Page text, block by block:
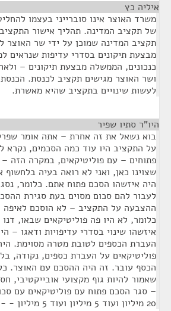
איליה כץ
משרד האוצר אינו סוברייני בעצמו
של תקציב המדינה. תהליך אישור
תקציב המדינה שמוכן על ידי שר
מבצעת תיקונים בסדרי עדיפות שנראים
כנכונים, הממשלה מבצעת תיקונים –
ושר האוצר מגישים תקציב לכנסת.
לעשות שינויים בתקציב שהיא מאשרת.
היו"ר סתיו שפיר
בוא נשאל את זה אחרת – אתה אומר
על התקציב היו עוד כמה הסכמים, נקרא
פתוחים – עם פוליטיקאים, במקרה הזה
שצוינו כאן, ואני לא רואה בעיה
היה איזשהו הסכם פתוח אתם. כלומר,
לעבור להם סכום מסוים בעת סגירת
ההצבעה על התקציב – לא הוסכם לאיפה
כלומר, לא היו פה פוליטיקאים שבאו,
איזשהו שינוי בסדרי עדיפויות ודאגו –
העברת הכספים לטובת מטרה מסוימת.
פוליטיקאים על העברת כספים, נקודה,
הכסף עובר. זה היה ההסכם עם האוצר.
שאמור להיות גוף מקצועי אובייקטיבי,
– סגר הסכם פתוח עם פוליטיקאים עם
20 מיליון ועוד 5 מיליון ועוד 5 מיליון - - -